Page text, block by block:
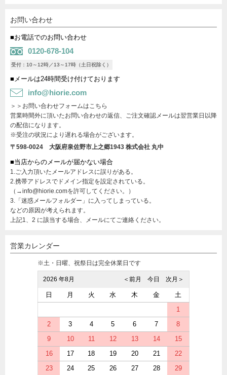
お問い合わせ
■お電話でのお問い合わせ
0120-678-104
受付：10～12時／13～17時（土日祝除く）
■メールは24時間受け付けております
info@hiorie.com
＞＞お問い合わせフォームはこちら
営業時間外に頂いたお問い合わせの返信、ご注文確認メールは翌営業日以降
の配信になります。
※受注の状況により遅れる場合がございます。
〒598-0024 大阪府泉佐野市上之郷1943 株式会社 丸中
■当店からのメールが届かない場合
1.ご入力頂いたメールアドレスに誤りがある。
2.携帯アドレスでドメイン指定を設定されている。
（→info@hiorie.comを許可してください。）
3.「迷惑メールフォルダー」に入ってしまっている。
などの原因が考えられます。
上記1、2 に該当する場合、メールにてご連絡ください。
営業カレンダー
※土・日曜、祝祭日は完全休業日です
2026 年8月 次月＞
今日
＜前月
日 月 火 水 木 金
土
1
2
3 4 5 6 7
8
9
10 11 12 13 14
15
16
17 18 19 20 21
22
23
24 25 26 27 28 29